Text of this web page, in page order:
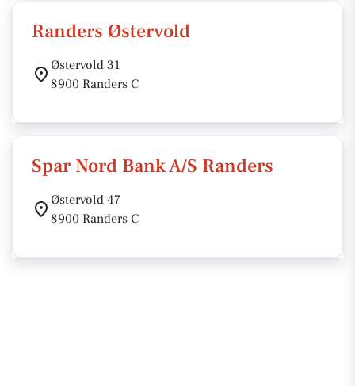
Randers Østervold
Østervold 31
8900 Randers C
Spar Nord Bank A/S Randers
Østervold 47
8900 Randers C